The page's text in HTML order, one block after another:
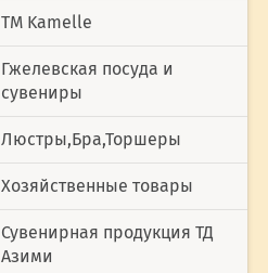
ТМ Kamelle
Гжелевская посуда и
сувениры
Люстры,Бра,Торшеры
Хозяйственные товары
Сувенирная продукция ТД
Азими